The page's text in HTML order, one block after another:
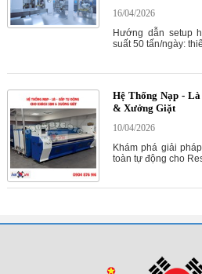
16/04/2026
Hướng dẫn setup
suất 50 tấn/ngày:
Hệ Thống Nạp -
& Xưởng Giặt
10/04/2026
Khám phá giải
toàn tự động cho